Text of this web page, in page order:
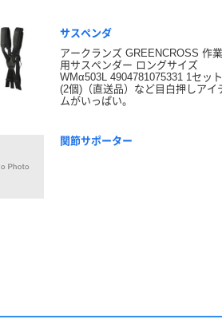
サスペンダ
アークランズ GREENCROSS 作業
用サスペンダー ロングサイズ
WMα503L 4904781075331 1セット
(2個)（直送品）など目白押しアイ
ムがいっぱい。
関節サポーター